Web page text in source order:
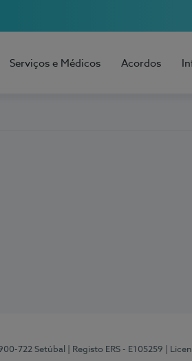
Serviços e Médicos Acordos
722 Setúbal | Registo ERS - E105259 |